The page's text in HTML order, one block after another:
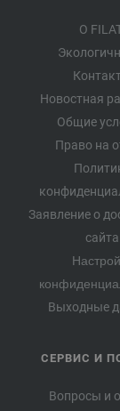
О
Новостная
Общие
Право на
Заявление о
сайта
Выходные
СЕРВИС И
Вопросы и